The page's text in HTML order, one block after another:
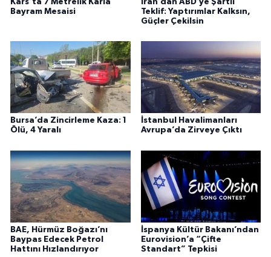
Bayram Mesaisi
Teklif: Yaptırımlar Kalksın,
Güçler Çekilsin
Bursa’da Zincirleme Kaza: 1
Ölü, 4 Yaralı
İstanbul Havalimanları
Avrupa’da Zirveye Çıktı
BAE, Hürmüz Boğazı’nı
Baypas Edecek Petrol
Hattını Hızlandırıyor
İspanya Kültür Bakanı’ndan
Eurovision’a “Çifte
Standart” Tepkisi